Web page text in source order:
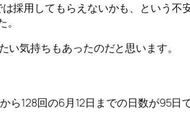
採用してもらえないかも、という不
気持ちもあったのだと思います。
128回の6月12日までの日数が95日